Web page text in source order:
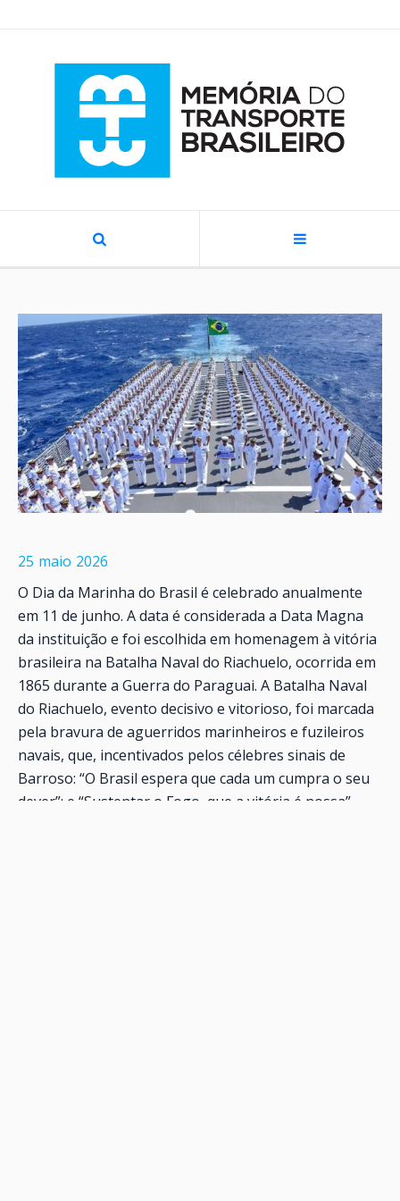
25 maio 2026
O Dia da Marinha do Brasil é celebrado anualmente
em 11 de junho. A data é considerada a Data Magna
da instituição e foi escolhida em homenagem à vitória
brasileira na Batalha Naval do Riachuelo, ocorrida em
1865 durante a Guerra do Paraguai. A Batalha Naval
do Riachuelo, evento decisivo e vitorioso, foi marcada
pela bravura de aguerridos marinheiros e fuzileiros
navais, que, incentivados pelos célebres sinais de
Barroso: “O Brasil espera que cada um cumpra o seu
dever”; e “Sustentar o Fogo, que a vitória é nossa”,